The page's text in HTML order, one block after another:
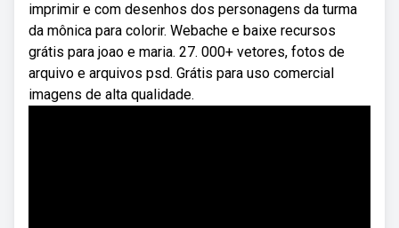
imprimir e com desenhos dos personagens da turma
da mônica para colorir. Webache e baixe recursos
grátis para joao e maria. 27. 000+ vetores, fotos de
arquivo e arquivos psd. Grátis para uso comercial
imagens de alta qualidade.